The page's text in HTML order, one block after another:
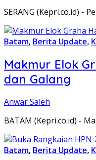
SERANG (Kepri.co.id) -
Batam, Berita Update,
Makmur Elok
dan Galang
Anwar Saleh
BATAM (Kepri.co.id) -
Batam, Berita Update,